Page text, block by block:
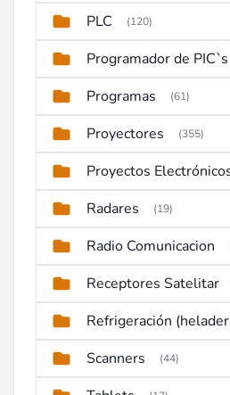
PLC (120)
Programador de PIC`s
Programas (61)
Proyectores (355)
Proyectos
Radares (19)
Radio Comunicacion
Receptores Satelitar
Scanners (44)